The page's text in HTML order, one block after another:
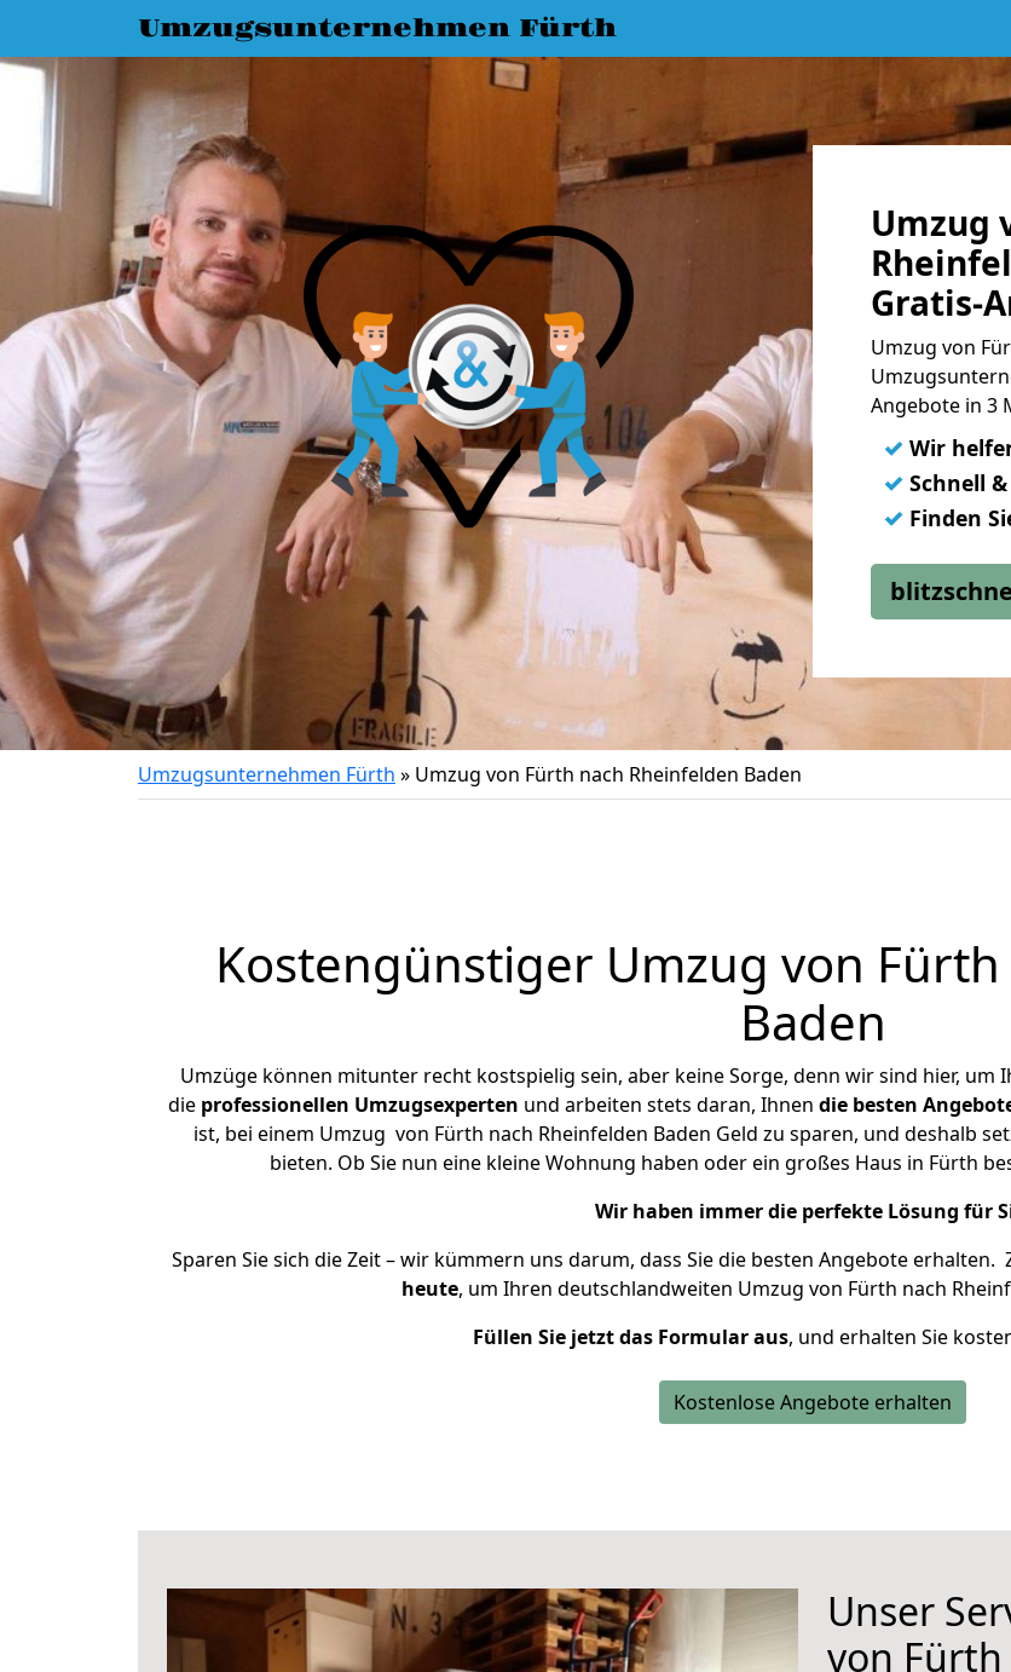
Umzugsunternehmen Fürth
Umzug
Gratis-
Umzug von
Angebote in 3
✓ Wir
✓ Schnell
✓ Finden
Umzugsunternehmen Fürth » Umzug von Fürth nach Rheinfelden Baden
Kostengünstiger Umzug von
Baden
Umzüge können mitunter recht kostspielig sein, aber keine Sorge, denn wir sind hier, um
die professionellen Umzugsexperten und arbeiten stets daran, Ihnen die besten
ist, bei einem Umzug von Fürth nach Rheinfelden Baden Geld zu sparen, und deshalb
bieten. Ob Sie nun eine kleine Wohnung haben oder ein großes Haus in Fürth
Wir haben immer die perfekte Lösung für
Sparen Sie sich die Zeit – wir kümmern uns darum, dass Sie die besten Angebote erhalten.
heute, um Ihren deutschlandweiten Umzug von Fürth nach
Füllen Sie jetzt das Formular aus, und erhalten Sie
Kostenlose Angebote erhalten
Unser
von